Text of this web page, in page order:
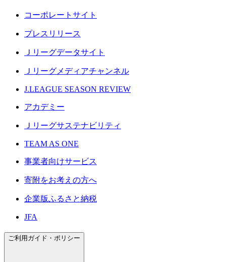
コーポレートサイト
プレスリリース
Ｊリーグデータサイト
Ｊリーグメディアチャンネル
J.LEAGUE SEASON REVIEW
アカデミー
Ｊリーグサステナビリティ
TEAM AS ONE
事業者向けサービス
寄附をお考えの方へ
企業版ふるさと納税
JFA
ご利用ガイド・ポリシー